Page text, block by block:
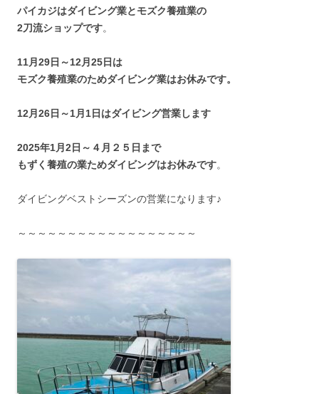
パイカジはダイビング業とモズク養殖業の
2刀流ショップです。
11月29日～12月25日は
モズク養殖業のためダイビング業はお休みです。
12月26日～1月1日はダイビング営業します
2025年1月2日～４月２５日まで
もずく養殖の業ためダイビングはお休みです。
ダイビングベストシーズンの営業になります♪
～～～～～～～～～～～～～～～～～～